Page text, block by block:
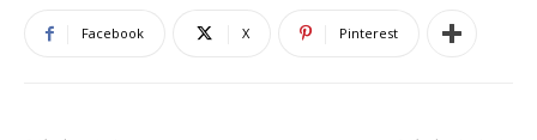
Facebook X Pinterest